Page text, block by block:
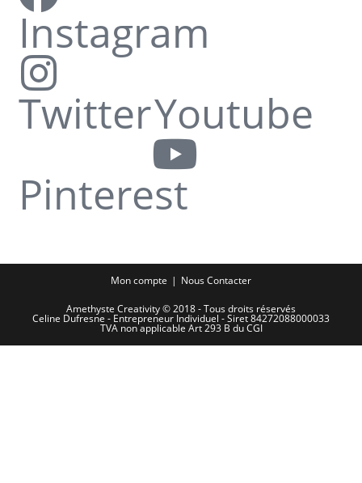
Instagram
TwitterYoutube
Pinterest
Mon compte Nous Contacter
Amethyste Creativity © 2018 - Tous droits réservés
Celine Dufresne - Entrepreneur Individuel - Siret 84272088000033
TVA non applicable Art 293 B du CGI